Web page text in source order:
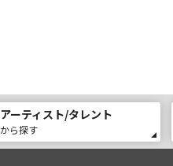
アーティスト/タレント
から探す